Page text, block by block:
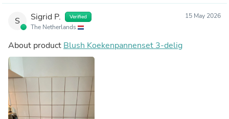
S Sigrid P. Verified
The Netherlands
15 May 2026
About product Blush Koekenpannenset 3-delig